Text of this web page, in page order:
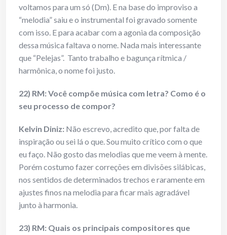
voltamos para um só (Dm). E na base do improviso a
“melodia” saiu e o instrumental foi gravado somente
com isso. E para acabar com a agonia da composição
dessa música faltava o nome. Nada mais interessante
que “Pelejas”. Tanto trabalho e bagunça rítmica /
harmônica, o nome foi justo.
22) RM: Você compõe música com letra? Como é o
seu processo de compor?
Kelvin Diniz: Não escrevo, acredito que, por falta de
inspiração ou sei lá o que. Sou muito crítico com o que
eu faço. Não gosto das melodias que me veem à mente.
Porém costumo fazer correções em divisões silábicas,
nos sentidos de determinados trechos e raramente em
ajustes finos na melodia para ficar mais agradável
junto à harmonia.
23) RM: Quais os principais compositores que